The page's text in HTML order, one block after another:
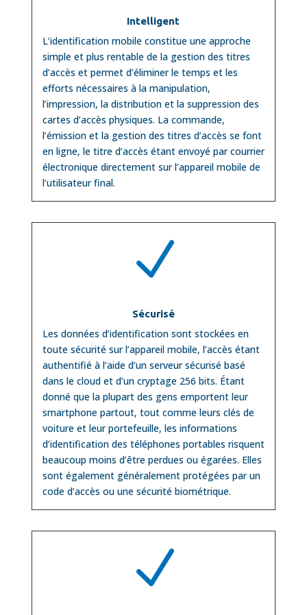
Intelligent
L’identification mobile constitue une approche
simple et plus rentable de la gestion des titres
d’accès et permet d’éliminer le temps et les
efforts nécessaires à la manipulation,
l’impression, la distribution et la suppression des
cartes d’accès physiques. La commande,
l’émission et la gestion des titres d’accès se font
en ligne, le titre d’accès étant envoyé par courrier
électronique directement sur l’appareil mobile de
l’utilisateur final.
N
Sécurisé
Les données d’identification sont stockées en
toute sécurité sur l’appareil mobile, l’accès étant
authentifié à l’aide d’un serveur sécurisé basé
dans le cloud et d’un cryptage 256 bits. Étant
donné que la plupart des gens emportent leur
smartphone partout, tout comme leurs clés de
voiture et leur portefeuille, les informations
d’identification des téléphones portables risquent
beaucoup moins d’être perdues ou égarées. Elles
sont également généralement protégées par un
code d’accès ou une sécurité biométrique.
N